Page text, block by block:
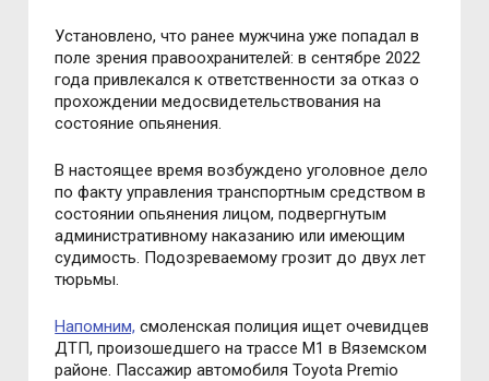
Установлено, что ранее мужчина уже попадал в
поле зрения правоохранителей: в сентябре 2022
года привлекался к ответственности за отказ о
прохождении медосвидетельствования на
состояние опьянения.
В настоящее время возбуждено уголовное дело
по факту управления транспортным средством в
состоянии опьянения лицом, подвергнутым
административному наказанию или имеющим
судимость. Подозреваемому грозит до двух лет
тюрьмы.
Напомним, смоленская полиция ищет очевидцев
ДТП, произошедшего на трассе М1 в Вяземском
районе. Пассажир автомобиля Toyota Premio